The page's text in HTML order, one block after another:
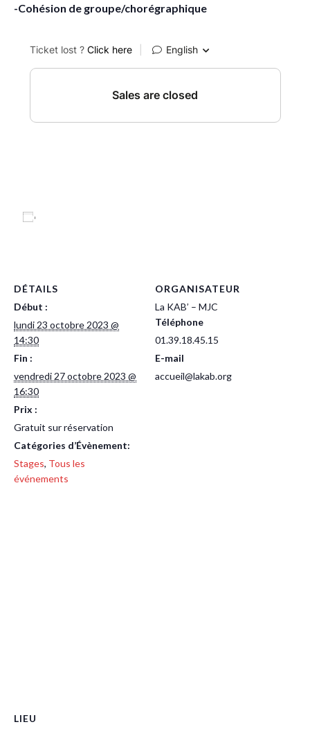
-Cohésion de groupe/chorégraphique
DÉTAILS
Début :
lundi 23 octobre 2023 @
14:30
Fin :
vendredi 27 octobre 2023 @
16:30
Prix :
Gratuit sur réservation
Catégories d’Évènement:
Stages, Tous les
événements
ORGANISATEUR
La KAB’ – MJC
Téléphone
01.39.18.45.15
E-mail
accueil@lakab.org
LIEU